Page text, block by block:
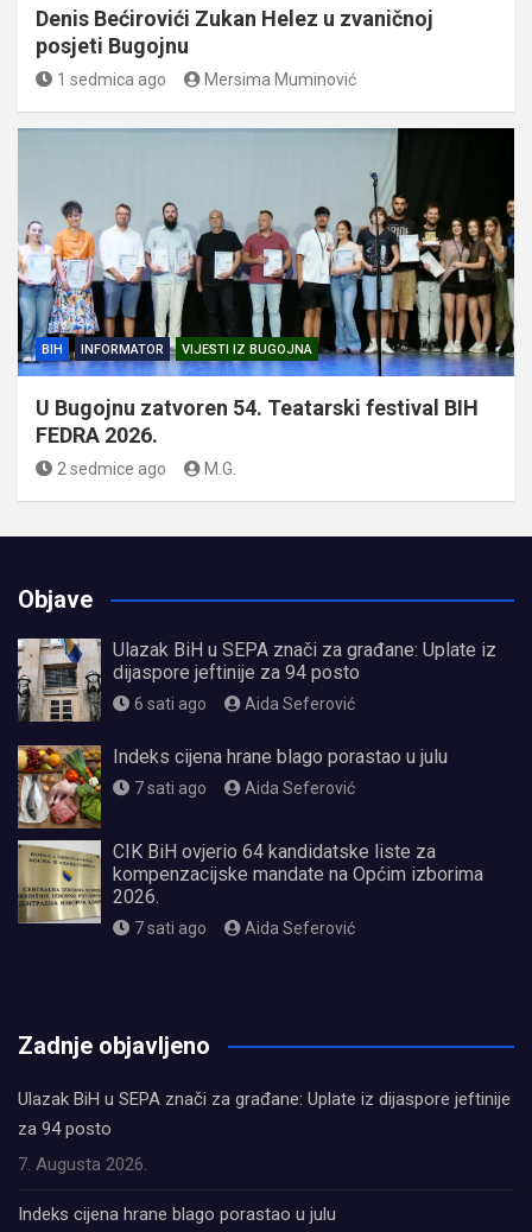
Denis Bećirovići Zukan Helez u zvaničnoj
posjeti Bugojnu
1 sedmica ago Mersima Muminović
BIH INFORMATOR VIJESTI IZ BUGOJNA
U Bugojnu zatvoren 54. Teatarski festival BIH
FEDRA 2026.
2 sedmice ago M.G.
Objave
Ulazak BiH u SEPA znači za građane: Uplate iz
dijaspore jeftinije za 94 posto
6 sati ago Aida Seferović
Indeks cijena hrane blago porastao u julu
7 sati ago Aida Seferović
CIK BiH ovjerio 64 kandidatske liste za
kompenzacijske mandate na Općim izborima
2026.
7 sati ago Aida Seferović
Zadnje objavljeno
Ulazak BiH u SEPA znači za građane: Uplate iz dijaspore jeftinije
za 94 posto
7. Augusta 2026.
Indeks cijena hrane blago porastao u julu